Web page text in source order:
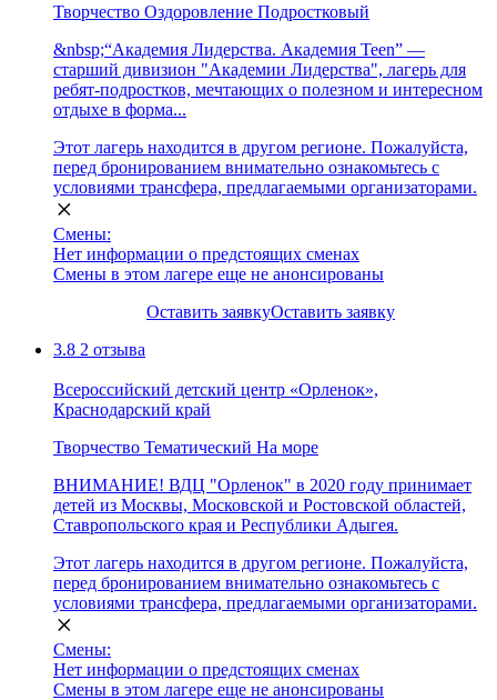
Творчество Оздоровление Подростковый
&nbsp;“Академия Лидерства. Академия Teen” —
старший дивизион "Академии Лидерства", лагерь для
ребят-подростков, мечтающих о полезном и интересном
отдыхе в форма...
Этот лагерь находится в другом регионе. Пожалуйста,
перед бронированием внимательно ознакомьтесь с
условиями трансфера, предлагаемыми организаторами.
Смены:
Нет информации о предстоящих сменах
Смены в этом лагере еще не анонсированы
Оставить заявкуОставить заявку
3.8 2 отзыва
Всероссийский детский центр «Орленок»,
Краснодарский край
Творчество Тематический На море
ВНИМАНИЕ! ВДЦ "Орленок" в 2020 году принимает
детей из Москвы, Московской и Ростовской областей,
Ставропольского края и Республики Адыгея.
Этот лагерь находится в другом регионе. Пожалуйста,
перед бронированием внимательно ознакомьтесь с
условиями трансфера, предлагаемыми организаторами.
Смены:
Нет информации о предстоящих сменах
Смены в этом лагере еще не анонсированы